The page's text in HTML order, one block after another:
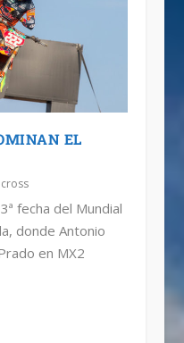
ARGENTINA
UNIDOS
EN EL
EL
fecha del Mundial
donde Antonio
en MX2